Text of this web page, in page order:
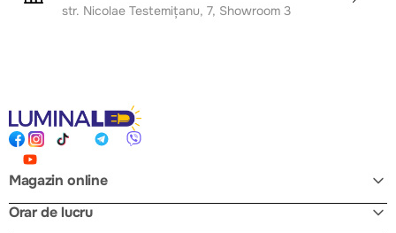
str. Nicolae Testemițanu, 7, Showroom 3
Magazin online
Orar de lucru